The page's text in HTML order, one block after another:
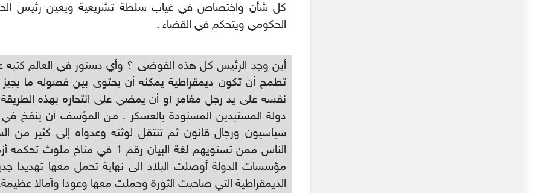
كل شأن واختصاص في غياب سلطة تشريعية ويعين رئيس
الحكومي ويتحكم في القضاء .
أين وجد الرئيس كل هذه الفوضى ؟ وأي دستور في العالم كتبه
تطمح أن تكون ديمقراطية يمكنه أن يحتوى بين فصوله ما يجيز
نفسه على يد رجل مغامر أو أن يمضي على انتحاره بهذه
دولة المستبدين المسنودة بالعسكر . من المؤسف أن ينفخ في
سياسيون ورجال قانون ثم تنتقل لوثته وعدواه إلى كثير من
الناس ممن تستويهم لغة البيان رقم 1 في مناخ
مؤسسات الدولة أوصلت البلاد الى نهاية تحمل معها تهديدا
الديمقراطية التي صاحبت الثورة وحملت معها وعودا وآمالا